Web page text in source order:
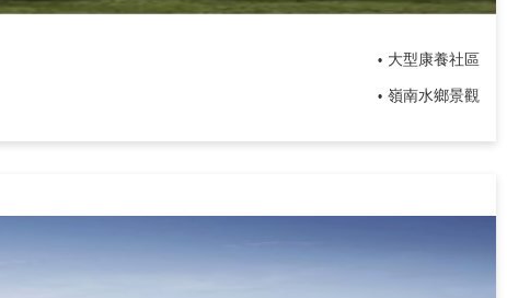
• 大型康養社區
• 嶺南水鄉景觀